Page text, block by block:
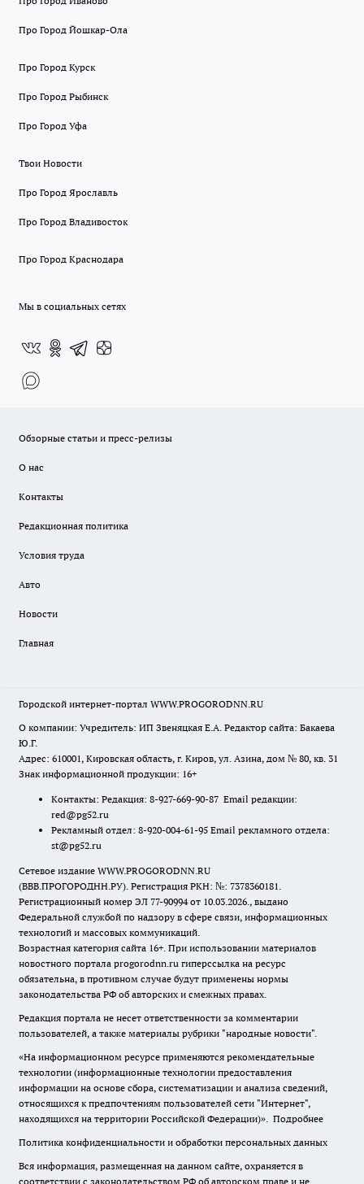
Про Город Йошкар-Ола
Про Город Курск
Про Город Рыбинск
Про Город Уфа
Твои Новости
Про Город Ярославль
Про Город Владивосток
Про Город Краснодара
Мы в социальных сетях
Обзорные статьи и пресс-релизы
О нас
Контакты
Редакционная политика
Условия труда
Авто
Новости
Главная
Городской интернет-портал WWW.PROGORODNN.RU
О компании: Учредитель: ИП Звеняцкая Е.А. Редактор сайта: Бакаева
Ю.Г.
Адрес: 610001, Кировская область, г. Киров, ул. Азина, дом № 80, кв. 31
Знак информационной продукции: 16+
Контакты: Редакция: 8-927-669-90-87 Email редакции:
red@pg52.ru
Рекламный отдел: 8-920-004-61-95 Email рекламного отдела:
st@pg52.ru
Сетевое издание WWW.PROGORODNN.RU
(ВВВ.ПРОГОРОДНН.РУ). Регистрация РКН: №: 7378360181.
Регистрационный номер ЭЛ 77-90994 от 10.03.2026., выдано
Федеральной службой по надзору в сфере связи, информационных
технологий и массовых коммуникаций.
Возрастная категория сайта 16+. При использовании материалов
новостного портала progorodnn.ru гиперссылка на ресурс
обязательна, в противном случае будут применены нормы
законодательства РФ об авторских и смежных правах.
Редакция портала не несет ответственности за комментарии
пользователей, а также материалы рубрики "народные новости".
«На информационном ресурсе применяются рекомендательные
технологии (информационные технологии предоставления
информации на основе сбора, систематизации и анализа сведений,
относящихся к предпочтениям пользователей сети "Интернет",
находящихся на территории Российской Федерации)». Подробнее
Политика конфиденциальности и обработки персональных данных
Вся информация, размещенная на данном сайте, охраняется в
соответствии с законодательством РФ об авторском праве и не